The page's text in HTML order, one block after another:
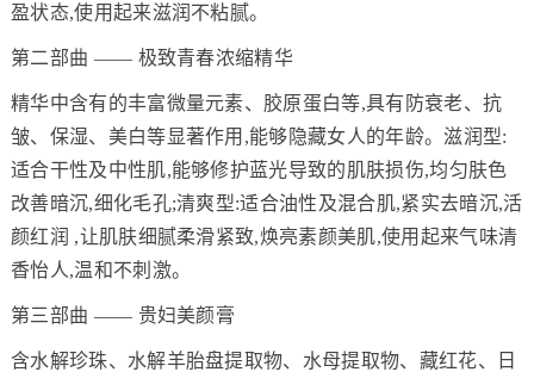
盈状态,使用起来滋润不粘腻。
第二部曲 —— 极致青春浓缩精华
精华中含有的丰富微量元素、胶原蛋白等,具有防衰老、抗
皱、保湿、美白等显著作用,能够隐藏女人的年龄。滋润型:
适合干性及中性肌,能够修护蓝光导致的肌肤损伤,均匀肤色
改善暗沉,细化毛孔;清爽型:适合油性及混合肌,紧实去暗沉,活
颜红润 ,让肌肤细腻柔滑紧致,焕亮素颜美肌,使用起来气味清
香怡人,温和不刺激。
第三部曲 —— 贵妇美颜膏
含水解珍珠、水解羊胎盘提取物、水母提取物、藏红花、日